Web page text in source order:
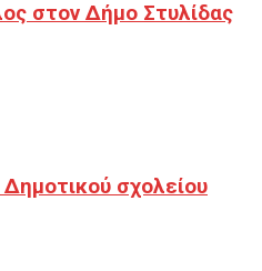
στον Δήμο Στυλίδας
σχολείου